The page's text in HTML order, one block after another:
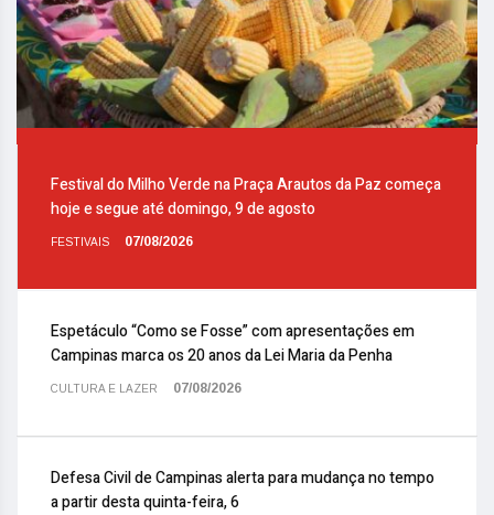
Festival do Milho Verde na Praça Arautos da Paz começa
hoje e segue até domingo, 9 de agosto
FESTIVAIS 07/08/2026
Espetáculo “Como se Fosse” com apresentações em
Campinas marca os 20 anos da Lei Maria da Penha
CULTURA E LAZER 07/08/2026
Defesa Civil de Campinas alerta para mudança no tempo
a partir desta quinta-feira, 6